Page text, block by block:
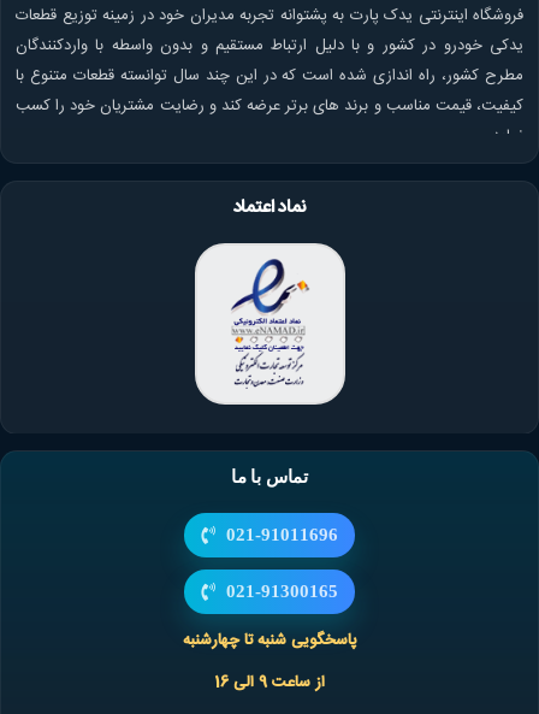
فروشگاه اینترنتی یدک پارت به پشتوانه تجربه مدیران خود در زمینه توزیع قطعات
یدکی خودرو در کشور و با دلیل ارتباط مستقیم و بدون واسطه با واردکنندگان
مطرح کشور، راه اندازی شده است که در این چند سال توانسته قطعات متنوع با
کیفیت، قیمت مناسب و برند های برتر عرضه کند و رضایت مشتریان خود را کسب
نماید.
نماد اعتماد
تماس با ما
021-91011696
021-91300165
پاسخگویی شنبه تا چهارشنبه
از ساعت 9 الی 16